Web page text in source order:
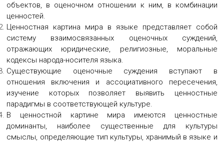
объектов, в оценочном отношении к ним, в комбинации
ценностей.
Ценностная картина мира в языке представляет собой
систему взаимосвязанных оценочных суждений,
отражающих юридические, религиозные, моральные
кодексы народа-носителя языка.
Существующие оценочные суждения вступают в
отношения включения и ассоциативного пересечения,
изучение которых позволяет выявить ценностные
парадигмы в соответствующей культуре.
В ценностной картине мира имеются ценностные
доминанты, наиболее существенные для культуры
смыслы, определяющие тип культуры, хранимый в языке и